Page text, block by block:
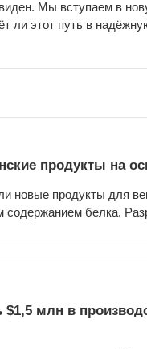
Мы вступаем в
ли этот путь в
продукты на
новые продукты для
белка.
млн в